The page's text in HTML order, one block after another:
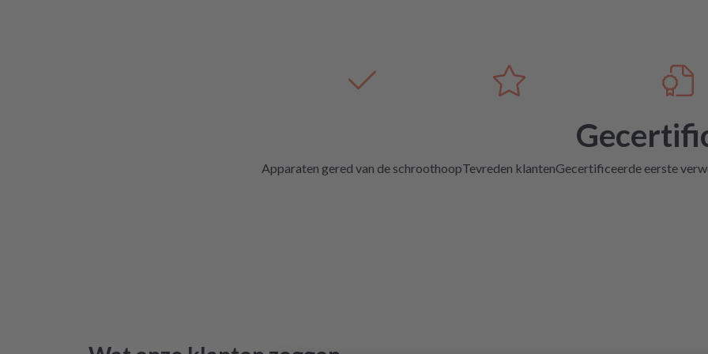
Apparaten gered van de schroothoopTevreden klantenGecertificeerde eerste